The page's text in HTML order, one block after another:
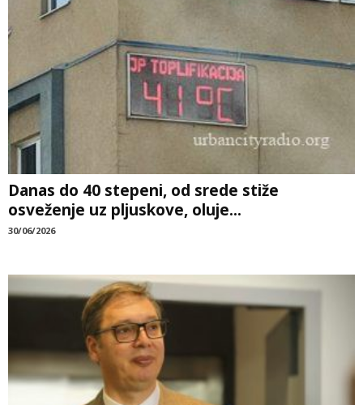
Danas do 40 stepeni, od srede stiže
osveženje uz pljuskove, oluje...
30/06/2026